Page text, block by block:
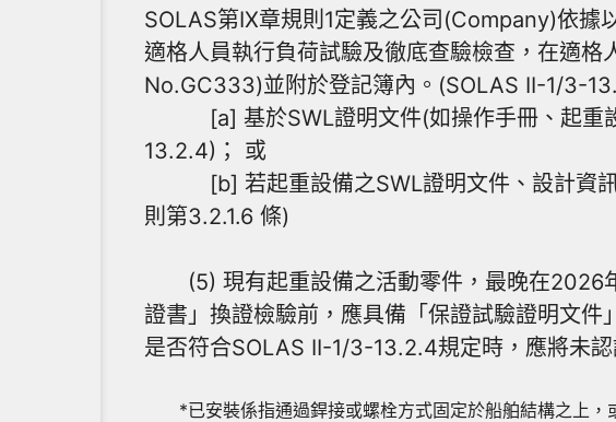
SOLAS第IX章規則1定義之公司(Company)依據
適格人員執行負荷試驗及徹底查驗檢查，在適
No.GC333)並附於登記簿內。(SOLAS II-1/3-
[a] 基於SWL證明文件(如操作手冊、起重設
13.2.4)； 或
[b] 若起重設備之SWL證明文件、設計資訊
則第3.2.1.6 條)
(5) 現有起重設備之活動零件，最晚在2026年
證書」換證檢驗前，應具備「保證試驗證明文
是否符合SOLAS II-1/3-13.2.4規定時，應將未
*已安裝係指通過銲接或螺栓方式固定於船舶結構之上，